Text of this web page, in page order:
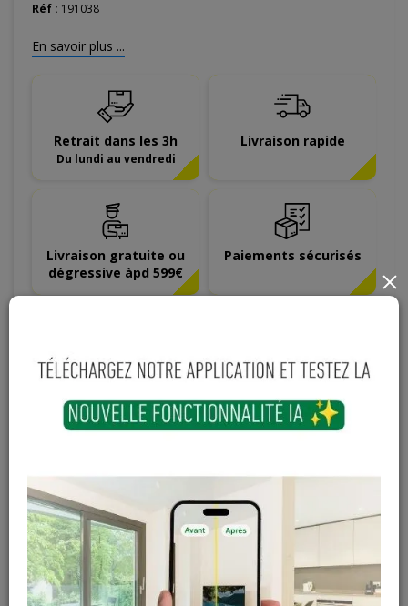
Réf : 191038
En savoir plus ...
Retrait dans les 3h
Du lundi au vendredi
Livraison rapide
Livraison gratuite ou
dégressive àpd 599€
Paiements sécurisés
3,53€
+ Ajouter au panier
Sur commande
Magasin / Entrepôt Quantité
Gosselies Hors stock
×